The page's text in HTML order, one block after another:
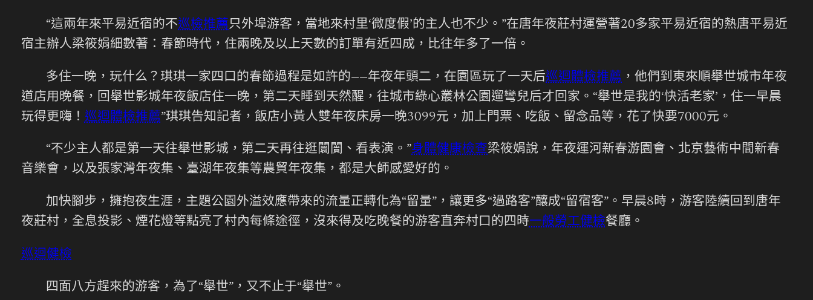
“這兩年來平易近宿的不巡檢推薦只外埠游客，當地來村里‘微度假’的主人也不少。”在唐年夜莊村運營著20多家平易近宿的熱唐平易近
宿主辦人梁筱娟細數著：春節時代，住兩晚及以上天數的訂單有近四成，比往年多了一倍。
多住一晚，玩什么？琪琪一家四口的春節過程是如許的——年夜年頭二，在園區玩了一天后巡迴體檢推薦 ，他們到東來順舉世城市年夜
道店用晚餐，回舉世影城年夜飯店住一晚，第二天睡到天然醒，往城市綠心叢林公園遛彎兒后才回家。“舉世是我的‘快活老家’，住一早晨
玩得更嗨！ 巡迴體檢推薦”琪琪告知記者，飯店小黃人雙年夜床房一晚3099元，加上門票、吃飯、留念品等，花了快要7000元。
“不少主人都是第一天往舉世影城，第二天再往逛闤闠、看表演。”身體健康檢查梁筱娟說，年夜運河新春游園會、北京藝術中間新春
音樂會，以及張家灣年夜集、臺湖年夜集等農貿年夜集，都是大師感愛好的。
加快腳步，擁抱夜生涯，主題公園外溢效應帶來的流量正轉化為“留量”，讓更多“過路客”釀成“留宿客”。早晨8時，游客陸續回到唐年
夜莊村，全息投影、煙花燈等點亮了村內每條途徑，沒來得及吃晚餐的游客直奔村口的四時一般勞工健檢餐廳。
巡迴健檢
四面八方趕來的游客，為了“舉世”，又不止于“舉世”。